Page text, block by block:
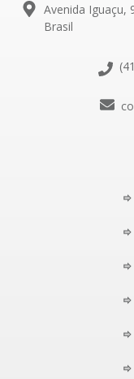
Avenida Iguaçu,
Brasil